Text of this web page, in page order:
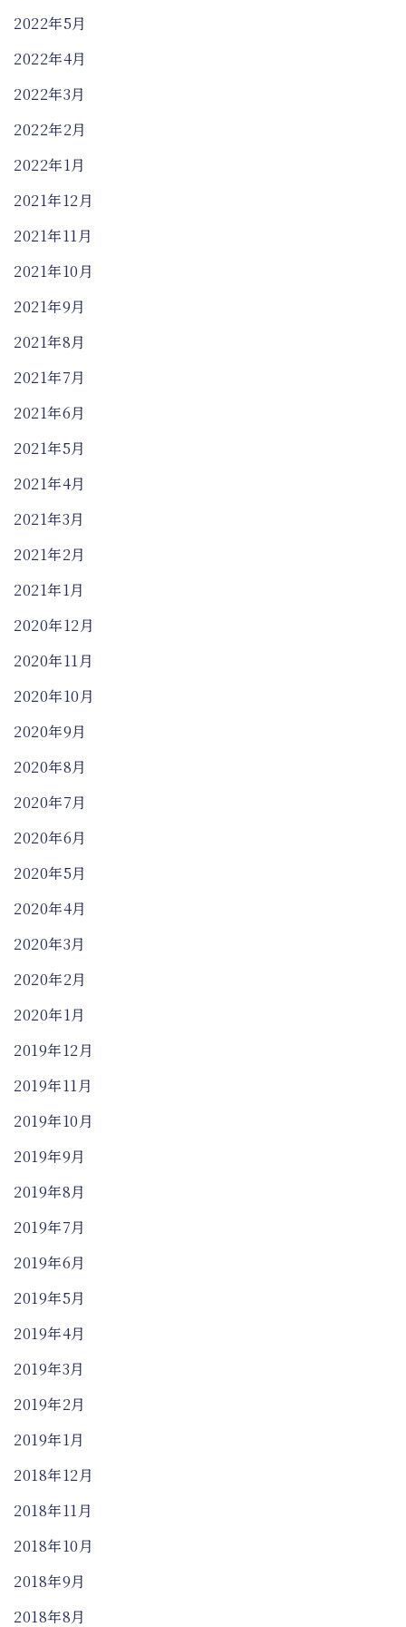
2022年5月
2022年4月
2022年3月
2022年2月
2022年1月
2021年12月
2021年11月
2021年10月
2021年9月
2021年8月
2021年7月
2021年6月
2021年5月
2021年4月
2021年3月
2021年2月
2021年1月
2020年12月
2020年11月
2020年10月
2020年9月
2020年8月
2020年7月
2020年6月
2020年5月
2020年4月
2020年3月
2020年2月
2020年1月
2019年12月
2019年11月
2019年10月
2019年9月
2019年8月
2019年7月
2019年6月
2019年5月
2019年4月
2019年3月
2019年2月
2019年1月
2018年12月
2018年11月
2018年10月
2018年9月
2018年8月